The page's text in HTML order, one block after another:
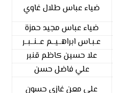
ضياء عباس طلال غاوي
ضياء عباس مجيد حمزة
عـبـاس ابراهــيــم عــنــبــر
علا حسين كاظم قنبر
علي فاضل حسن
علي معن غازي حسون